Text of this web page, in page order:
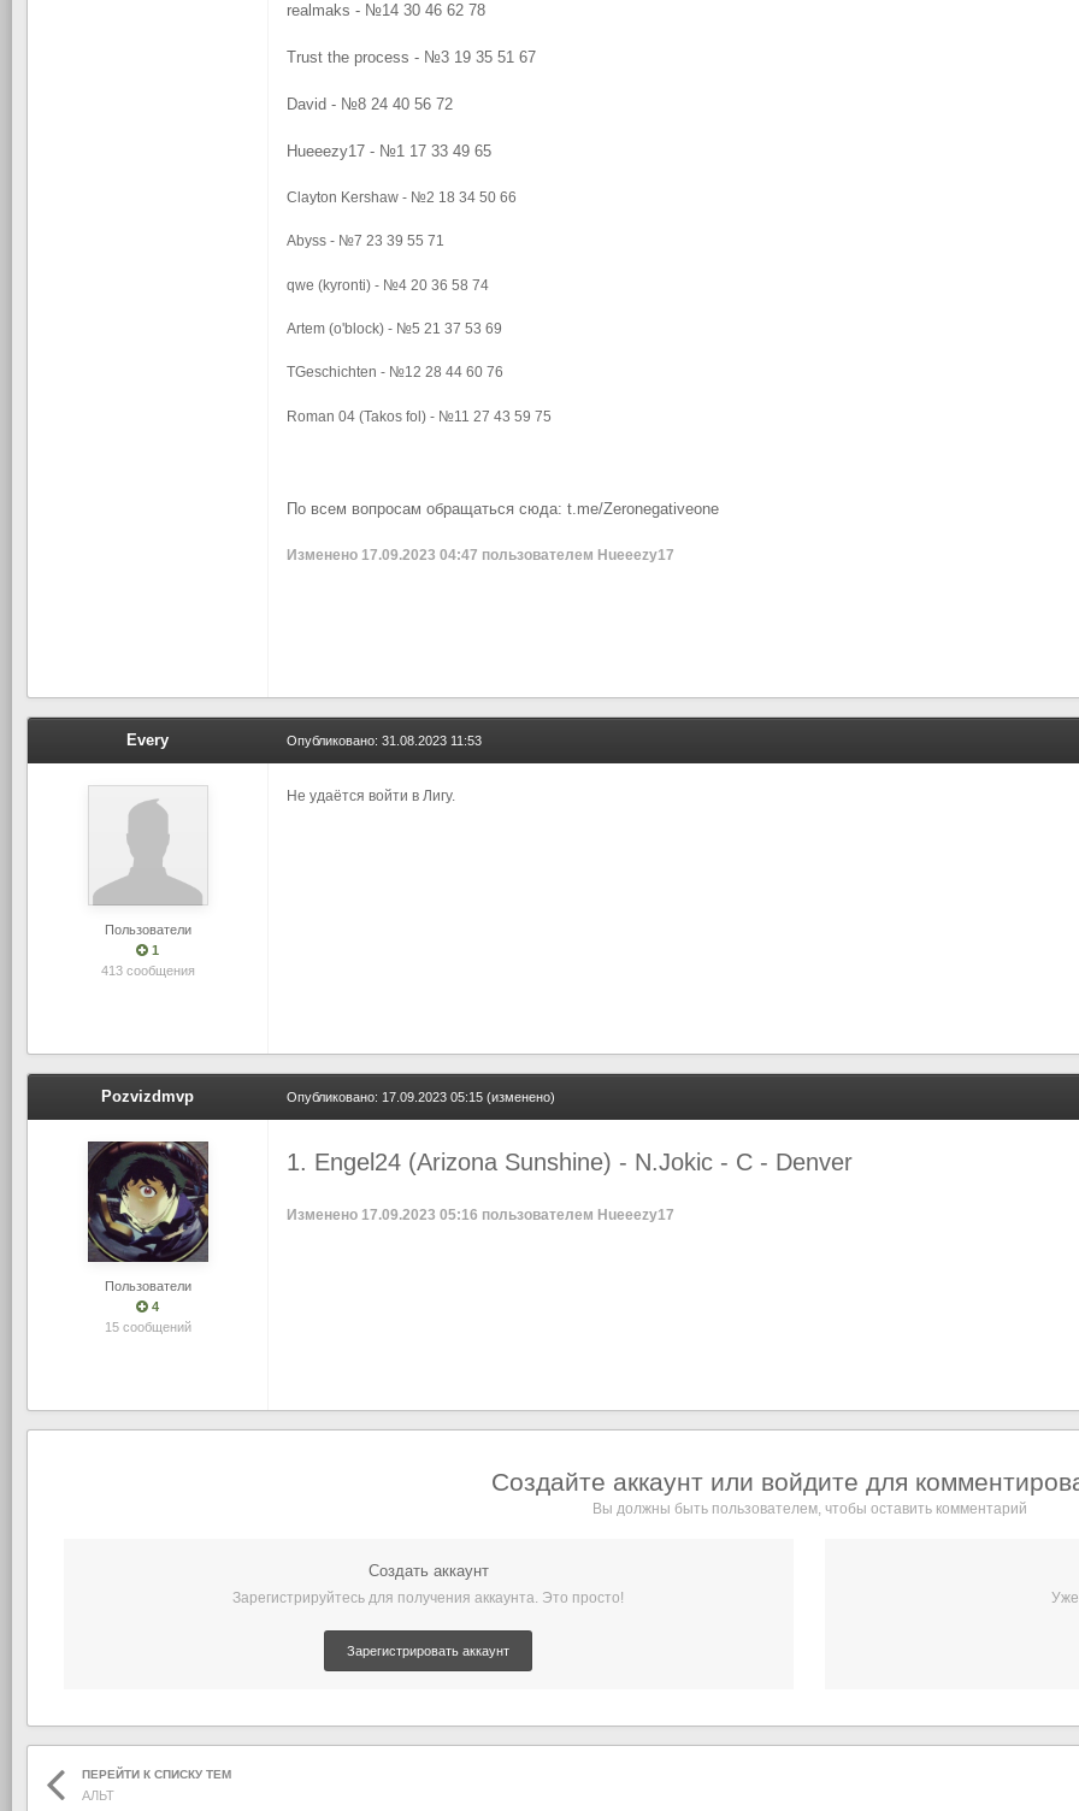
realmaks - №14 30 46 62 78
Trust the process - №3 19 35 51 67
David - №8 24 40 56 72
Hueeezy17 - №1 17 33 49 65
Clayton Kershaw - №2 18 34 50 66
Abyss - №7 23 39 55 71
qwe (kyronti) - №4 20 36 58 74
Artem (o'block) - №5 21 37 53 69
TGeschichten - №12 28 44 60 76
Roman 04 (Takos fol) - №11 27 43 59 75
По всем вопросам обращаться сюда: t.me/Zeronegativeone
Изменено 17.09.2023 04:47 пользователем Hueeezy17
Every
Пользователи
1
413 сообщения
Опубликовано: 31.08.2023 11:53
Не удаётся войти в Лигу.
Pozvizdmvp
Пользователи
4
15 сообщений
Опубликовано: 17.09.2023 05:15 (изменено)
1. Engel24 (Arizona Sunshine) - N.Jokic - C - Denver
Изменено 17.09.2023 05:16 пользователем Hueeezy17
Создайте аккаунт или войдите для
Вы должны быть пользователем, чтобы оставить комментарий
Создать аккаунт
Зарегистрируйтесь для получения аккаунта. Это просто!
Зарегистрировать аккаунт
Уже
ПЕРЕЙТИ К СПИСКУ ТЕМ
АЛЬТ